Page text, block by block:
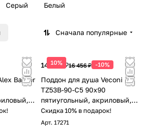
Серый Белый
Сначала популярные
Baitler
10%
14 810 ₽16 456 ₽ -10%
Поддон для душа Veconi
TZ53B-90-C5 90х90
пятиугольный, акриловый,
черный
Скидка 10% в подарок!
Арт. 17271